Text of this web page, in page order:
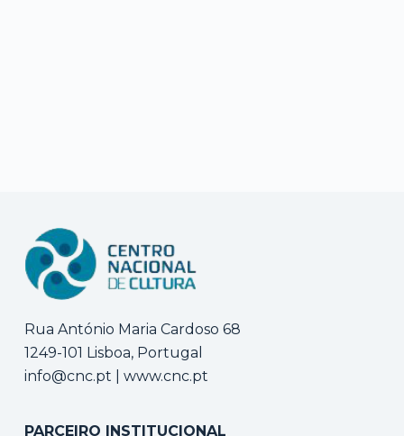
Rua António Maria Cardoso 68
1249-101 Lisboa, Portugal
info@cnc.pt
www.cnc.pt
PARCEIRO INSTITUCIONAL